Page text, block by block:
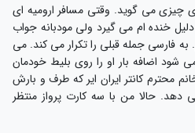
می گوید. وقتی مسافر ارومیه ای
خنده ام می گیرد ولی مودبانه جواب
جمله قبلی را تکرار می کند. می
شود اضافه بار او را روی بلیط خودمان
کانتر ایران ایر که طرف و بارش
حالا من با سه کارت پرواز منتظر